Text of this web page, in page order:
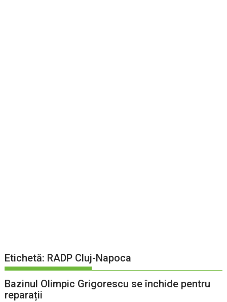
Etichetă: RADP Cluj-Napoca
Bazinul Olimpic Grigorescu se închide pentru
reparații